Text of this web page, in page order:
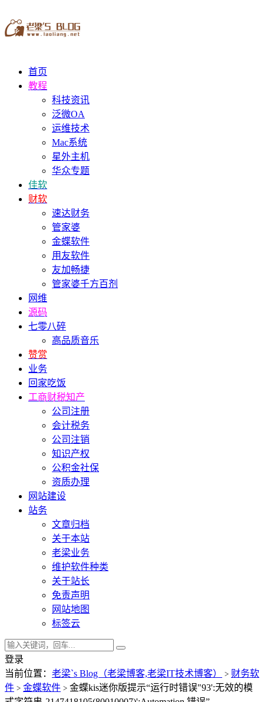
首页
教程
科技资讯
泛微OA
运维技术
Mac系统
星外主机
华众专题
佳软
财软
速达财务
管家婆
金蝶软件
用友软件
友加畅捷
管家婆千方百剂
网维
源码
七零八碎
高品质音乐
赞赏
业务
回家吃饭
工商财税知产
公司注册
会计税务
公司注销
知识产权
公积金社保
资质办理
网站建设
站务
文章归档
关于本站
老梁业务
维护软件种类
关于站长
免责声明
网站地图
标签云
登录
当前位置： 老梁`s Blog（老梁博客,老梁IT技术博客） > 财务软
件 > 金蝶软件 > 金蝶kis迷你版提示“运行时错误"93':无效的模